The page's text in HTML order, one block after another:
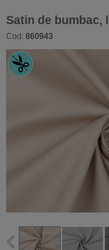
Satin de bumbac,
Cod: 860943